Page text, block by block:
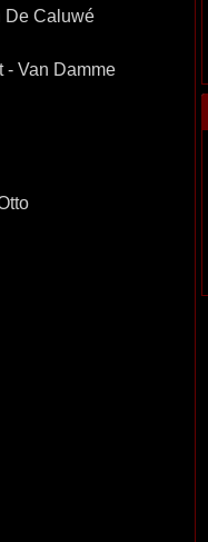
De Caluwé
- Van Damme